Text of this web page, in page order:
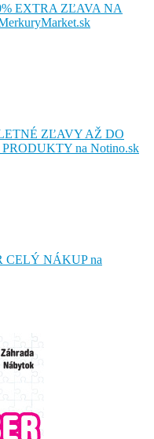
EXTRA ZĽAVA NA
ZĽAVY AŽ DO
na Notino.sk
NÁKUP na